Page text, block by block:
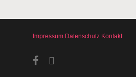
Impressum Datenschutz Kontakt
facebookinstagram